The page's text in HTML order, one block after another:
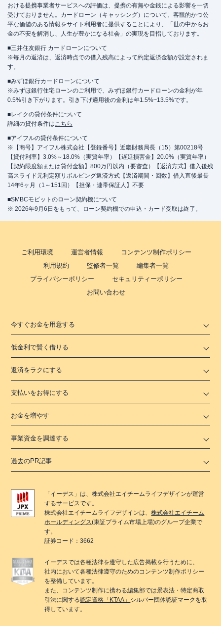
おける提携事業者サービスへの評価は、提携の有無や金銭による影響を一切
受けておりません。カードローン（キャッシング）について、客観的かつ公
平な価値のある情報をサイト利用者に提供することにより、「世の中からお
金の不安を解消し、人生が豊かになる社会」の実現を目指しております。
■三井住友銀行 カードローンについて
※毎月の返済は、返済時点での借入残高によって約定返済金額が設定されま
す。
■みずほ銀行カードローンについて
※みずほ銀行住宅ローンのご利用で、みずほ銀行カードローンの金利が年
0.5%引き下がります。引き下げ適用後の金利は年1.5%~13.5%です。
■レイクの貸付条件について
詳細の貸付条件はこちら
■アイフルの貸付条件について
※【商号】アイフル株式会社【登録番号】近畿財務局長（15）第00218号
【貸付利率】3.0%～18.0%（実質年率）【遅延損害金】20.0%（実質年率）
【契約限度額または貸付金額】800万円以内（要審査）【返済方式】借入後残
高スライド元利定額リボルビング返済方式【返済期間・回数】借入直後最長
14年6ヶ月（1～151回）【担保・連帯保証人】不要
■SMBCモビットのローン契約機について
※ 2026年9月6日をもって、ローン契約機での申込・カード受取は終了。
ご利用環境 運営者情報
コンテンツ制作ポリシー
利用規約
監修者一覧
編集者一覧
プライバシーポリシー
セキュリティーポリシー
お問い合わせ
今すぐお金を用意する
低金利で賢く借りる
返済をラクにする
支払いをお得にする
お金を増やす
事業資金を調達する
過去のPR記事
「 イーデス 」は、株式会社エイチームライフデザインが運営
するサービスです。
株式会社エイチームライフデザインは、株式会社エイチーム
ホールディングス(東証プライム市場上場)のグループ企業で
す。
証券コード：3662
イーデスでは各種法律を遵守した広告掲載を行うために、
社内において各種法律遵守のためのコンテンツ制作ポリシー
を整備しています。
また、コンテンツ制作に携わる編集部では景表法・特定商取
引法に関する認定資格「KTAA」 シルバー団体認証マークを取
得しています。